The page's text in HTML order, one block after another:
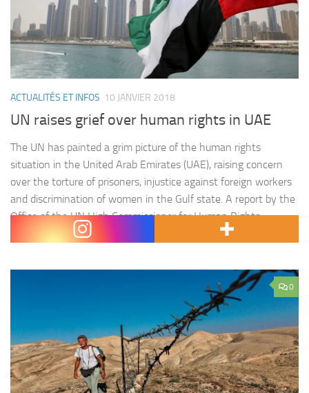
ACTUALITÉS ET INFOS 10 JANVIER 2018
UN raises grief over human rights in UAE
The UN has painted a grim picture of the human rights
situation in the United Arab Emirates (UAE), raising concern
over the torture of prisoners, injustice against foreign workers
and discrimination of women in the Gulf state. A report by the
Office of the UN High Commissioner for Human Rights
(OHCHR) has shed light on…
0